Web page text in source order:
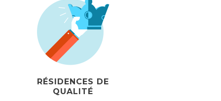
RÉSIDENCES DE
QUALITÉ